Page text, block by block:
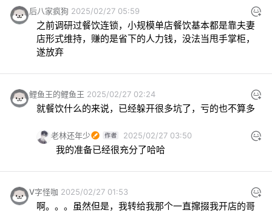
后八家疯狗 2025/02/27 05:59
之前调研过餐饮连锁，小规模单店餐饮基本都是靠夫妻
店形式维持，赚的是省下的人力钱，没法当甩手掌柜，
遂放弃
鲤鱼王的鲤鱼王 2025/02/27 02:24
就餐饮什么的来说，已经躲开很多坑了，亏的也不算多
老林还年少 2025/02/27 03:50
我的准备已经很充分了哈哈
V字怪咖 2025/02/27 01:53
啊。。。虽然但是，我转给我那个一直撺掇我开店的哥